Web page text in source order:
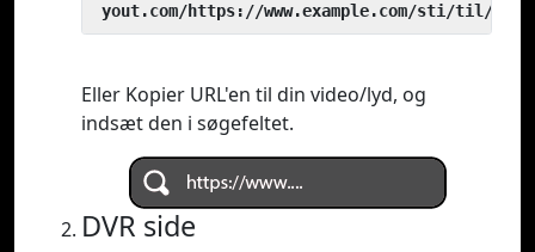
yout.com/https://www.example.com/sti/til/
Eller Kopier URL'en til din video/lyd, og
indsæt den i søgefeltet.
DVR side